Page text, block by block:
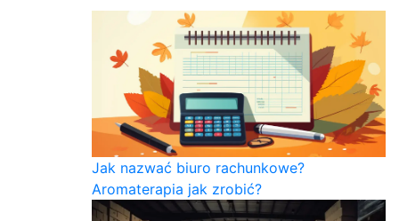
Jak nazwać biuro rachunkowe?
Aromaterapia jak zrobić?